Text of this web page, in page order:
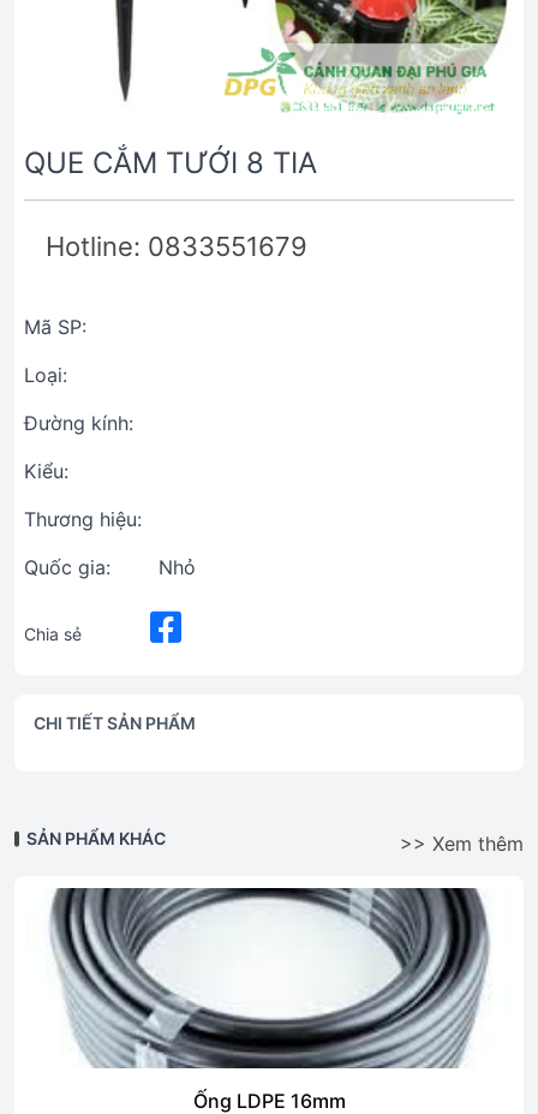
QUE CẮM TƯỚI 8 TIA
Hotline: 0833551679
Mã SP:
Loại:
Đường kính:
Kiểu:
Thương hiệu:
Quốc gia:
Nhỏ
Chia sẻ
CHI TIẾT SẢN PHẨM
SẢN PHẨM KHÁC >> Xem thêm
Ống LDPE 16mm